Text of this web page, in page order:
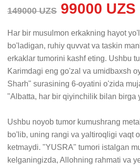
149000 UZS 99000 UZS
Har bir musulmon erkakning hayot
bo'ladigan, ruhiy quvvat va taskin
erkaklar tumorini kashf eting. Ushbu
Karimdagi eng go'zal va umidbaxsh
Sharh" surasining 6-oyatini o'zida
"Albatta, har bir qiyinchilik bilan birga
Ushbu noyob tumor kumushrang
bo'lib, uning rangi va yaltiroqligi vaqt
ketmaydi. "YUSRA" tumori istalgan
kelganingizda, Allohning rahmati va